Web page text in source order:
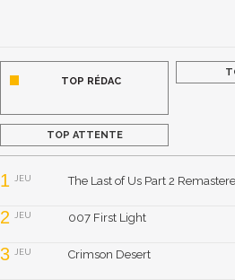
TOP RÉDAC
TOP ATTENTE
1 JEU The Last of Us Part 2
2 JEU 007 First Light
3 JEU Crimson Desert